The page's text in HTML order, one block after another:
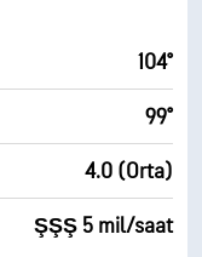
104°
99°
4.0 (Orta)
ŞŞŞ 5 mil/saat